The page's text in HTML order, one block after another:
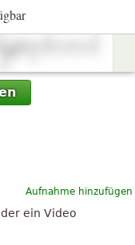
Aufnahme hinzufügen
ein Video